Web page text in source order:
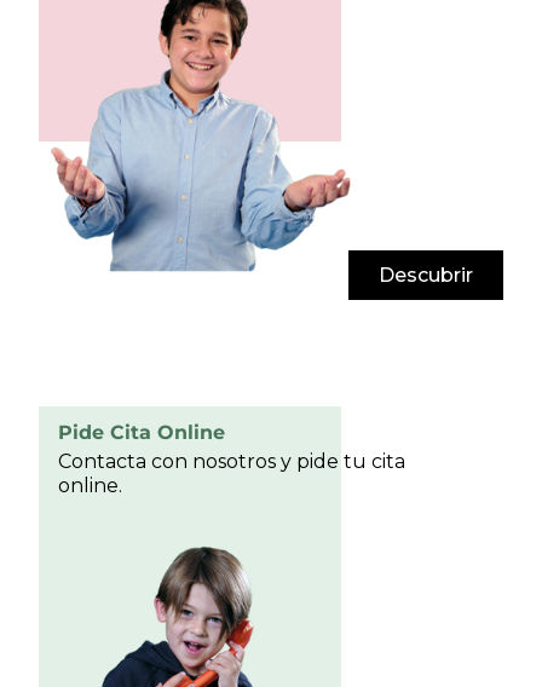
Descubrir
Pide Cita Online
Contacta con nosotros y pide tu cita
online.